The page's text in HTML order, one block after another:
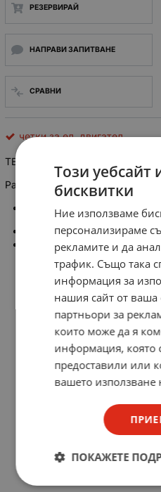
РЕЗЕРВИРАЙ
НАПРАВИ ЗАПИТВАНЕ
СРАВНИ
четки за ел. двигател
TE-1163 комплект 2бр.
Размер: 6 X 9 X 25/23 мм, за
Spare Part code:
Power Tool code:
Size: 6*9*25/23mm
Този уебсайт
бисквитки
Ние използваме
персонализираме
рекламите и да
трафик. Също така
информация за
нашия сайт от ваша
партньори за
които може да я
информация, която
предоставили или
вашето използване
ПОКАЖЕТЕ